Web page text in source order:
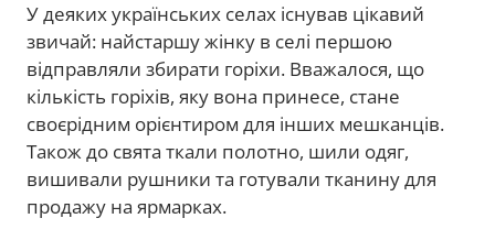
У деяких українських селах існував цікавий
звичай: найстаршу жінку в селі першою
відправляли збирати горіхи. Вважалося, що
кількість горіхів, яку вона принесе, стане
своєрідним орієнтиром для інших мешканців.
Також до свята ткали полотно, шили одяг,
вишивали рушники та готували тканину для
продажу на ярмарках.